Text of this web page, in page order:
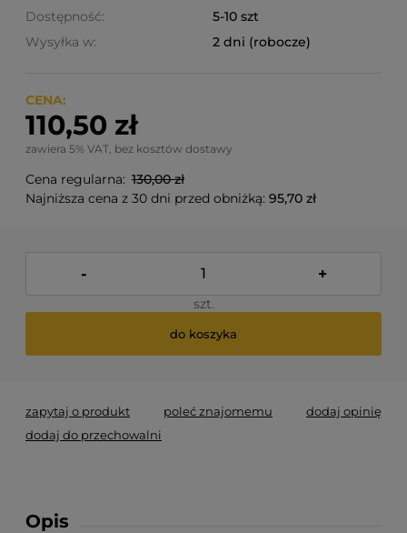
Dostępność:
5-10 szt
Wysyłka w:
2 dni (robocze)
CENA:
110,50 zł
zawiera 5% VAT, bez kosztów dostawy
Cena regularna: 130,00 zł
Najniższa cena z 30 dni przed obniżką: 95,70 zł
- +
szt.
do koszyka
zapytaj o produkt poleć znajomemu
dodaj opinię
dodaj do przechowalni
Opis